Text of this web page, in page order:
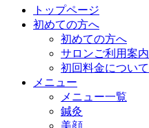
トップページ
初めての方へ
初めての方へ
サロンご利用案内
初回料金について
メニュー
メニュー一覧
鍼灸
美顔